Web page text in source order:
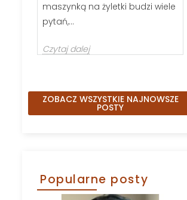
maszynką na żyletki budzi wiele
pytań,...
Czytaj dalej
ZOBACZ WSZYSTKIE NAJNOWSZE
POSTY
Popularne posty